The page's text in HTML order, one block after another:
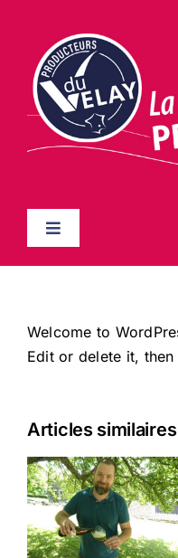
contenu
Toggle
LES FILIÈRES
ACTUALITÉS
CONTACT
Welcome to
Edit or delete it,
Articles similaires